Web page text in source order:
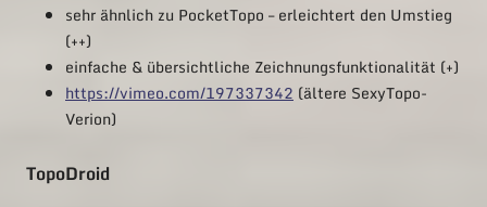
sehr ähnlich zu PocketTopo – erleichtert den Umstieg
(++)
einfache & übersichtliche Zeichnungsfunktionalität (+)
https://vimeo.com/197337342 (ältere SexyTopo-
Verion)
TopoDroid